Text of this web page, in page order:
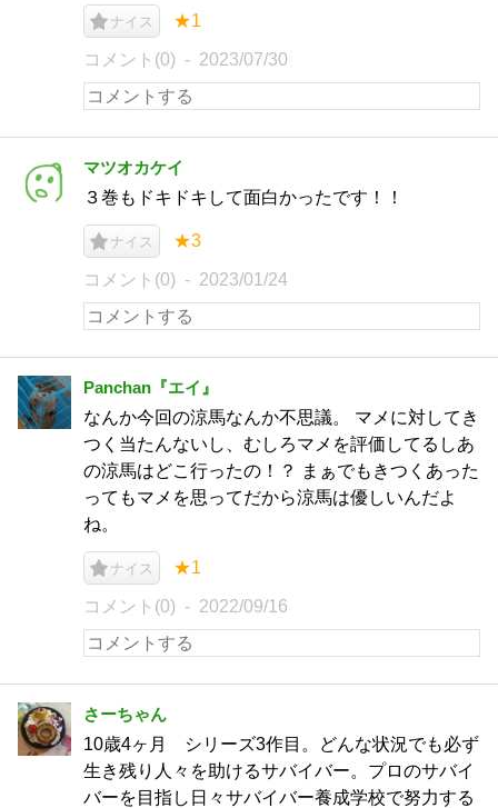
ナイス ★1
コメント(0) 2023/07/30
マツオカケイ
３巻もドキドキして面白かったです！！
ナイス ★3
コメント(0) 2023/01/24
Panchan『エイ』
なんか今回の涼馬なんか不思議。 マメに対してき
つく当たんないし、むしろマメを評価してるしあ
の涼馬はどこ行ったの！？ まぁでもきつくあった
ってもマメを思ってだから涼馬は優しいんだよ
ね。
ナイス ★1
コメント(0) 2022/09/16
さーちゃん
10歳4ヶ月 シリーズ3作目。どんな状況でも必ず
生き残り人々を助けるサバイバー。プロのサバイ
バーを目指し日々サバイバー養成学校で努力する